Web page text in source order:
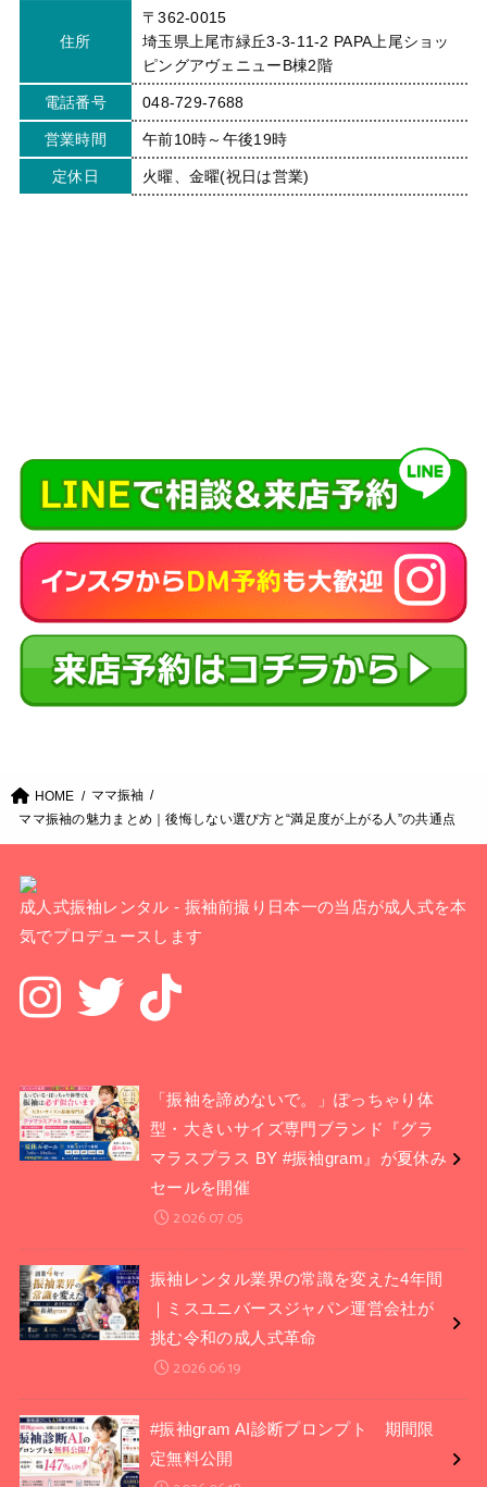
住所
〒362-0015
埼玉県上尾市緑丘3-3-11-2 PAPA上尾ショッ
ピングアヴェニューB棟2階
電話番号 048-729-7688
営業時間 午前10時～午後19時
定休日 火曜、金曜(祝日は営業)
HOME
ママ振袖
ママ振袖の魅力まとめ｜後悔しない選び方と“満足度が上がる人”の共通点
成人式振袖レンタル - 振袖前撮り日本一の当店が成人式を本
気でプロデュースします
「振袖を諦めないで。」ぽっちゃり体
型・大きいサイズ専門ブランド『グラ
マラスプラス BY #振袖gram』が夏休み
セールを開催
2026.07.05
振袖レンタル業界の常識を変えた4年間
｜ミスユニバースジャパン運営会社が
挑む令和の成人式革命
2026.06.19
#振袖gram AI診断プロンプト 期間限
定無料公開